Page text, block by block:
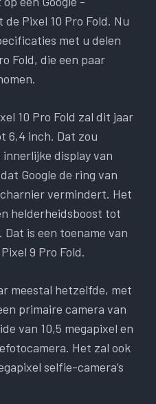
Pixel 10 Pro Fold. Nu
met u delen
Fold, die een paar
10 Pro Fold zal dit jaar
6,4 inch. Dat zou
display van
Google de ring van
vermindert. Het
helderheidsboost tot
is een toename van
9 Pro Fold.
meestal hetzelfde, met
primaire camera van
van 10,5 megapixel en
Het zal ook
selfie-camera’s